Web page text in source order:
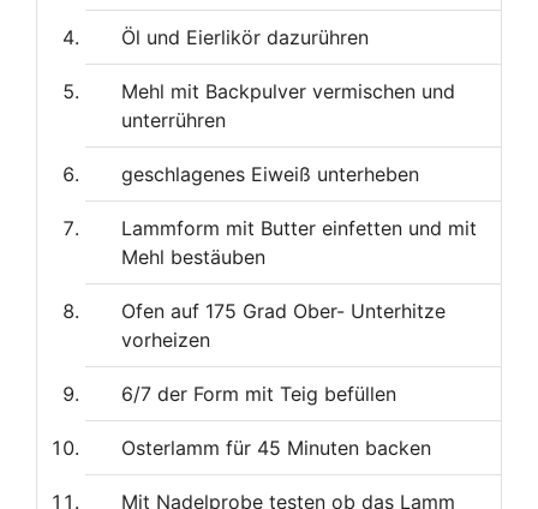
Öl und Eierlikör dazurühren
Mehl mit Backpulver vermischen und
unterrühren
geschlagenes Eiweiß unterheben
Lammform mit Butter einfetten und mit
Mehl bestäuben
Ofen auf 175 Grad Ober- Unterhitze
vorheizen
6/7 der Form mit Teig befüllen
Osterlamm für 45 Minuten backen
Mit Nadelprobe testen ob das Lamm